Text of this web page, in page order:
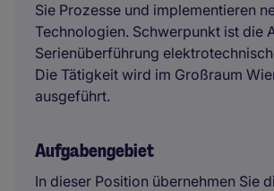
Sie Prozesse und implementieren
Technologien. Schwerpunkt ist die
Serienüberführung
Die Tätigkeit wird im Großraum
ausgeführt.
Aufgabengebiet
In dieser Position übernehmen Sie